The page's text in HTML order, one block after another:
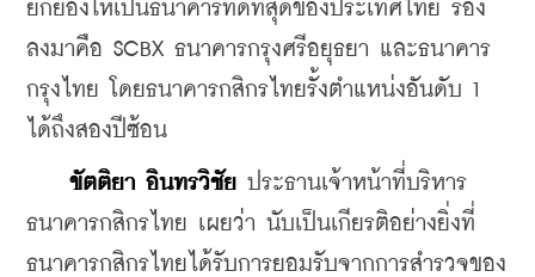
ยกย่องให้เป็นธนาคารที่ดีที่สุดของประเทศไทย รอง
ลงมาคือ SCBX ธนาคารกรุงศรีอยุธยา และธนาคาร
กรุงไทย โดยธนาคารกสิกรไทยรั้งตำแหน่งอันดับ 1
ได้ถึงสองปีซ้อน
ขัตติยา อินทรวิชัย ประธานเจ้าหน้าที่บริหาร
ธนาคารกสิกรไทย เผยว่า นับเป็นเกียรติอย่างยิ่งที่
ธนาคารกสิกรไทยได้รับการยอมรับจากการสำรวจของ